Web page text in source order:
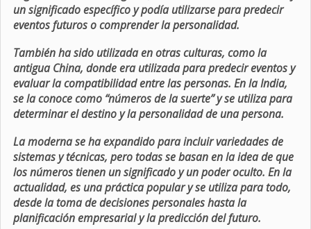
un significado específico y podía utilizarse para predecir
eventos futuros o comprender la personalidad.
También ha sido utilizada en otras culturas, como la
antigua China, donde era utilizada para predecir eventos y
evaluar la compatibilidad entre las personas. En la India,
se la conoce como “números de la suerte” y se utiliza para
determinar el destino y la personalidad de una persona.
La moderna se ha expandido para incluir variedades de
sistemas y técnicas, pero todas se basan en la idea de que
los números tienen un significado y un poder oculto. En la
actualidad, es una práctica popular y se utiliza para todo,
desde la toma de decisiones personales hasta la
planificación empresarial y la predicción del futuro.